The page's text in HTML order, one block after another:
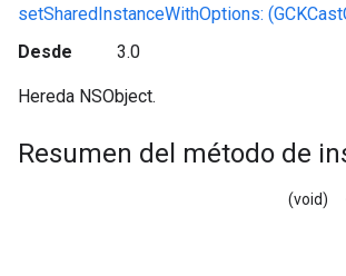
setSharedInstanceWithOptions:
Desde
3.0
Hereda NSObject.
Resumen del método de
(void)